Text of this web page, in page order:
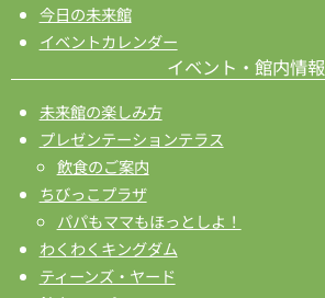
今日の未来館
イベントカレンダー
イベント・館内情報
未来館の楽しみ方
プレゼンテーションテラス
飲食のご案内
ちびっこプラザ
パパもママもほっとしよ！
わくわくキングダム
ティーンズ・ヤード